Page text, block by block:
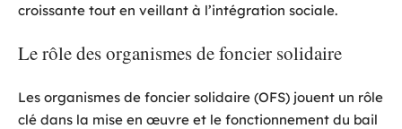
croissante tout en veillant à l’intégration sociale.
Le rôle des organismes de foncier solidaire
Les organismes de foncier solidaire (OFS) jouent un rôle
clé dans la mise en œuvre et le fonctionnement du bail